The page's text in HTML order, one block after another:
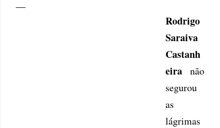
Rodrigo
Saraiva
Castanh
eira não
segurou
as
lágrimas